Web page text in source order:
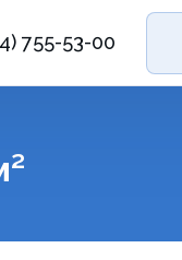
755-53-00